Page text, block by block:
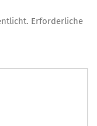
Erforderliche